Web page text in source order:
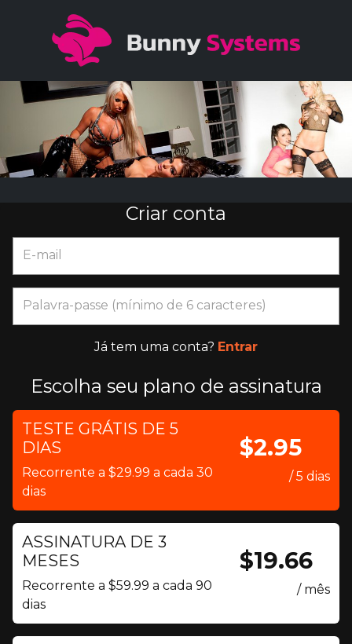
Criar conta
E-mail
Palavra-passe (mínimo de 6 caracteres)
Já tem uma conta? Entrar
Escolha seu plano de assinatura
TESTE GRÁTIS DE 5
DIAS
Recorrente a $29.99 a cada 30
dias
$2.95
/ 5 dias
ASSINATURA DE 3
MESES
Recorrente a $59.99 a cada 90
dias
$19.66
/ mês